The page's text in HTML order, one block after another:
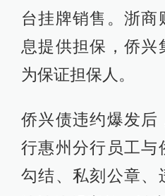
台挂牌销售。浙商
息提供担保，侨兴
为保证担保人。
侨兴债违约爆发后
行惠州分行员工与
勾结、私刻公章、